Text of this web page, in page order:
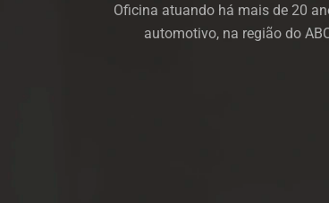
Oficina atuando há mais de 20
automotivo, na região do